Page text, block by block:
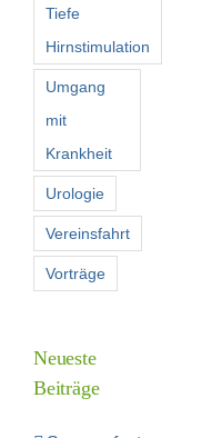
Tiefe
Hirnstimulation
Umgang
mit
Krankheit
Urologie
Vereinsfahrt
Vorträge
Neueste
Beiträge